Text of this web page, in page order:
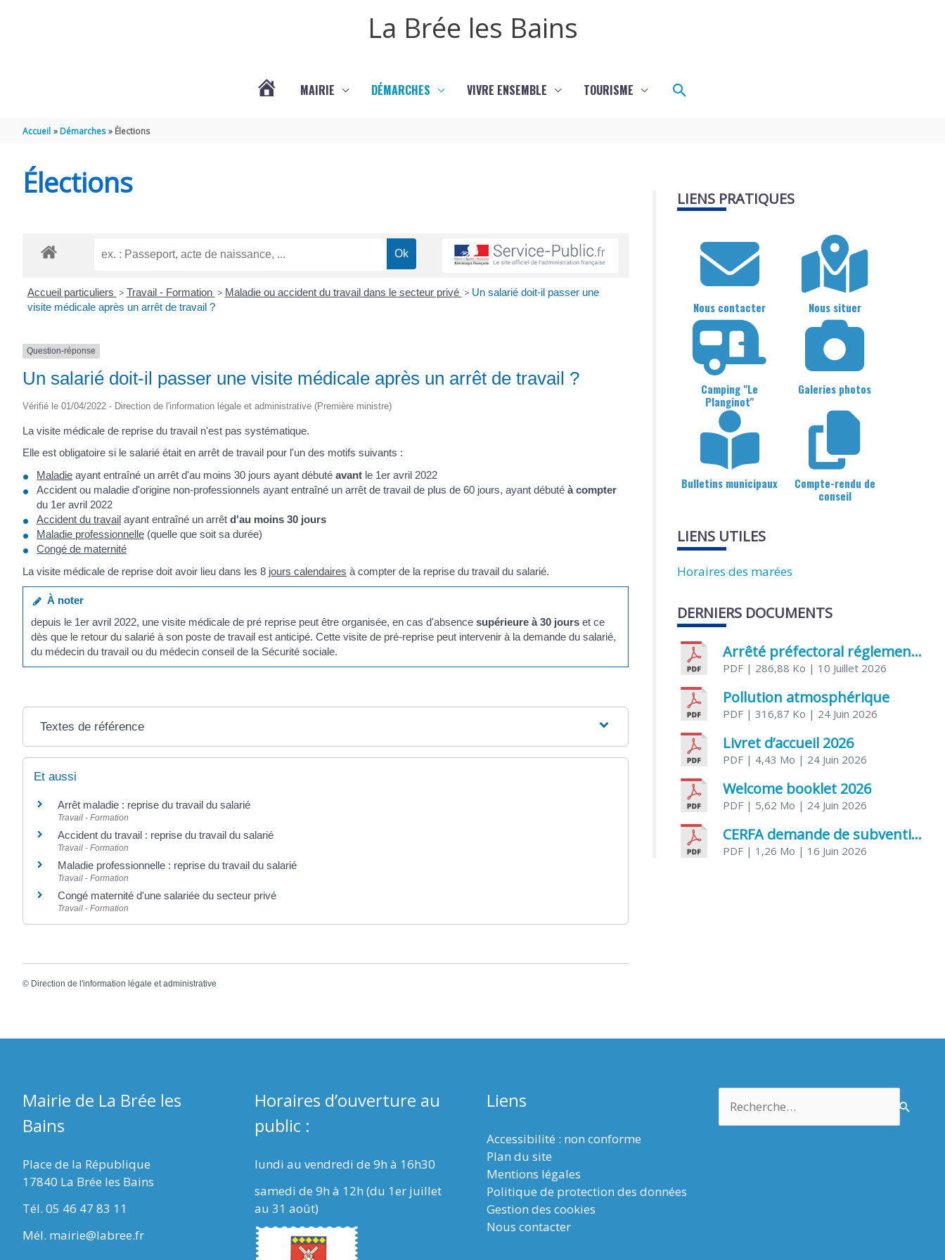
La Brée les Bains
MAIRIE DÉMARCHES VIVRE ENSEMBLE TOURISME Rechercher
Accueil Démarches Élections
Élections
Accueil particuliers > Travail - Formation > Maladie ou accident du travail dans le secteur privé > Un salarié doit-il passer une
visite médicale après un arrêt de travail ?
Question-réponse
Un salarié doit-il passer une visite médicale après un arrêt de travail ?
Vérifié le 01/04/2022 - Direction de l'information légale et administrative (Première ministre)
La visite médicale de reprise du travail n'est pas systématique.
Elle est obligatoire si le salarié était en arrêt de travail pour l'un des motifs suivants :
Maladie ayant entraîné un arrêt d'au moins 30 jours ayant débuté avant le 1er avril 2022
Accident ou maladie d'origine non-professionnels ayant entraîné un arrêt de travail de plus de 60 jours, ayant débuté à compter
du 1er avril 2022
Accident du travail ayant entraîné un arrêt d'au moins 30 jours
Maladie professionnelle (quelle que soit sa durée)
Congé de maternité
La visite médicale de reprise doit avoir lieu dans les 8 jours calendaires à compter de la reprise du travail du salarié.
À noter
depuis le 1er avril 2022, une visite médicale de pré reprise peut être organisée, en cas d'absencesupérieure à 30 jours et ce
dès que le retour du salarié à son poste de travail est anticipé. Cette visite de pré-reprise peut intervenir à la demande du salarié,
du médecin du travail ou du médecin conseil de la Sécurité sociale.
Textes de référence
Et aussi
Arrêt maladie : reprise du travail du salarié
Travail - Formation
Accident du travail : reprise du travail du salarié
Travail - Formation
Maladie professionnelle : reprise du travail du salarié
Travail - Formation
Congé maternité d'une salariée du secteur privé
Travail - Formation
© Direction de l'information légale et administrative
LIENS PRATIQUES
Nous contacter Nous situer
Camping "Le
Planginot"
Galeries photos
Bulletins municipaux
Compte-rendu de
conseil
LIENS UTILES
Horaires des marées
DERNIERS DOCUMENTS
Arrêté préfectoral réglementant l’usage de l’eau
PDF | 286,88 Ko | 10 Juillet 2026
Pollution atmosphérique
PDF | 316,87 Ko | 24 Juin 2026
Livret d’accueil 2026
PDF | 4,43 Mo | 24 Juin 2026
Welcome booklet 2026
PDF | 5,62 Mo | 24 Juin 2026
CERFA demande de subvention association
PDF | 1,26 Mo | 16 Juin 2026
Mairie de La Brée les
Bains
Place de la République
17840 La Brée les Bains
Tél. 05 46 47 83 11
Mél. mairie@labree.fr
Horaires d’ouverture au
public :
lundi au vendredi de 9h à 16h30
samedi de 9h à 12h (du 1er juillet
au 31 août)
Liens
Accessibilité : non conforme
Plan du site
Mentions légales
Politique de protection des données
Gestion des cookies
Nous contacter